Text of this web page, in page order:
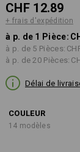
CHF 12.89
+ frais d'expédition
à p. de 1 Pièce:
à p. de 5 Pièces:
à p. de 20 Pièces:
Délai de
COULEUR
14 modèles